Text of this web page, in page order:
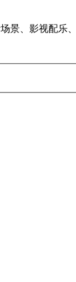
景、影视配乐